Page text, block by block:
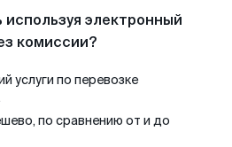
электронный
комиссии?
услуги по перевозке
по сравнению от и до